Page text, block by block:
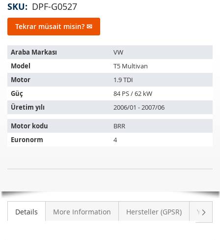
SKU DPF-G0527
Tekrar müsait misin? ✉
Bu
ürün
aşağıdaki
araçlara
uyar:
Araba Markası
VW
Model
T5 Multivan
Motor
1.9 TDI
Güç
84 PS / 62 kW
Üretim yılı
2006/01 - 2007/06
Motor kodu
BRR
Euronorm
4
filtresi
VW
DEĞIL
Details More Information Hersteller (GPSR)